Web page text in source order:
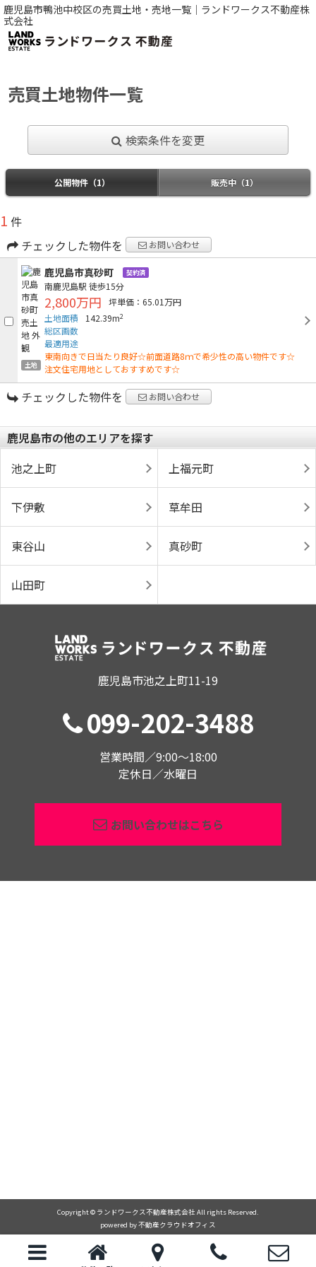
鹿児島市鴨池中校区の売買土地・売地一覧｜ランドワークス不動産株
式会社
売買土地物件一覧
検索条件を変更
公開物件（1） 販売中（1）
1 件
チェックした物件を
お問い合わせ
土地
鹿児島市真砂町 契約済
南鹿児島駅 徒歩15分
2,800万円
坪単価：65.01万円
土地面積
142.39m2
総区画数
最適用途
東南向きで日当たり良好☆前面道路8ｍで希少性の高い物件です☆
注文住宅用地としておすすめです☆
チェックした物件を お問い合わせ
鹿児島市の他のエリアを探す
池之上町
上福元町
下伊敷 草牟田
東谷山 真砂町
山田町
鹿児島市池之上町11-19
099-202-3488
営業時間／9:00〜18:00
定休日／水曜日
お問い合わせはこちら
Copyright © ランドワークス不動産株式会社 All rights Reserved.
powered by 不動産クラウドオフィス